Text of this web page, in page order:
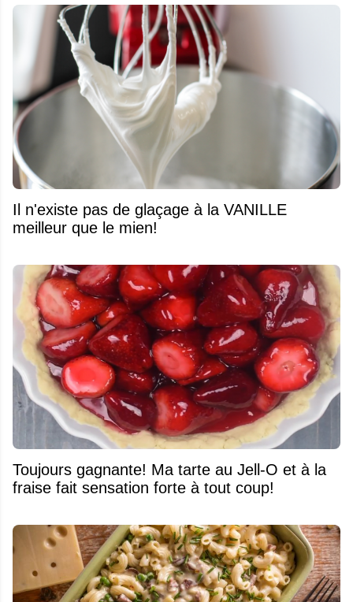
Il n'existe pas de glaçage à la VANILLE
meilleur que le mien!
Toujours gagnante! Ma tarte au Jell-O et à la
fraise fait sensation forte à tout coup!